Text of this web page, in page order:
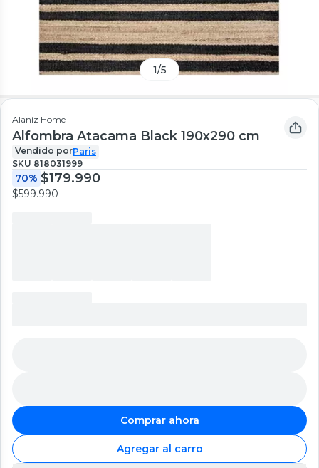
1/5
Alaniz Home
Alfombra Atacama Black 190x290 cm
Vendido porParis
SKU 818031999
70% $179.990
$599.990
Comprar ahora
Agregar al carro